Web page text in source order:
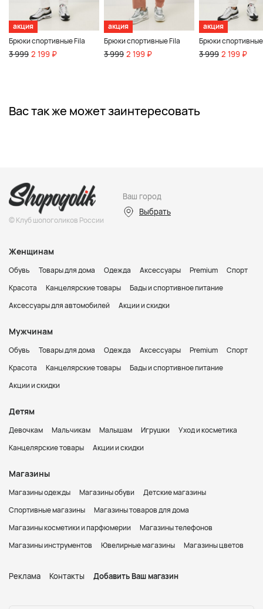
акция
Брюки спортивные Fila
3 999 2 199 ₽
акция
Брюки спортивные Fila
3 999 2 199 ₽
акция
Брюки
3 999 2 199 ₽
Вас так же может заинтересовать
© Клуб шопоголиков России
Ваш город
Выбрать
Женщинам
Обувь Товары для дома Одежда Аксессуары Premium
Спорт
Красота
Канцелярские товары
Бады и спортивное питание
Аксессуары для автомобилей
Акции и скидки
Мужчинам
Обувь Товары для дома Одежда Аксессуары Premium
Спорт
Красота
Канцелярские товары
Бады и спортивное питание
Акции и скидки
Детям
Девочкам Мальчикам Малышам Игрушки
Уход и косметика
Канцелярские товары
Акции и скидки
Магазины
Магазины одежды Магазины обуви
Детские магазины
Спортивные магазины
Магазины товаров для дома
Магазины косметики и парфюмерии
Магазины телефонов
Магазины инструментов
Ювелирные магазины Магазины цветов
Реклама Контакты Добавить Ваш магазин